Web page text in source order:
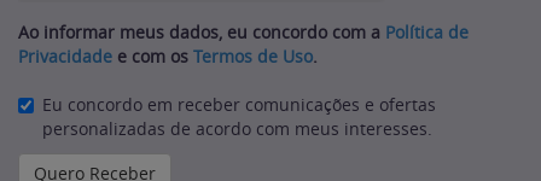
Ao informar meus dados, eu concordo com a Política de
Privacidade e com os Termos de Uso.
Eu concordo em receber comunicações e ofertas
personalizadas de acordo com meus interesses.